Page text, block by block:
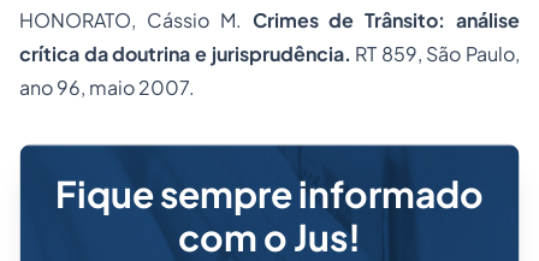
HONORATO, Cássio M. Crimes de Trânsito: análise
crítica da doutrina e jurisprudência. RT 859, São Paulo,
ano 96, maio 2007.
Fique sempre informado
com o Jus!